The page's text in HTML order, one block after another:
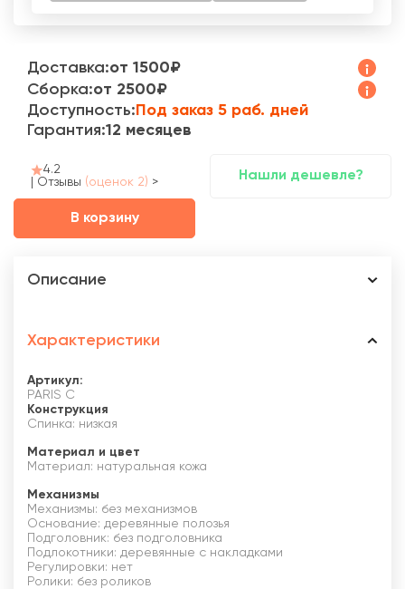
Доставка:от 1500₽
Сборка:от 2500₽
Доступность: Под заказ 5 раб. дней
Гарантия:12 месяцев
4.2
Отзывы (оценок 2) > Нашли дешевле?
В корзину
Описание
Характеристики
Артикул:
PARIS С
Конструкция
Спинка: низкая
Материал и цвет
Материал: натуральная кожа
Механизмы
Механизмы: без механизмов
Основание: деревянные полозья
Подголовник: без подголовника
Подлокотники: деревянные с накладками
Регулировки: нет
Ролики: без роликов